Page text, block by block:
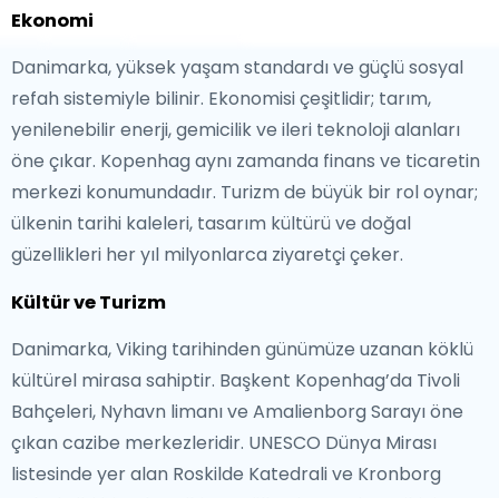
Ekonomi
Danimarka, yüksek yaşam standardı ve güçlü sosyal
refah sistemiyle bilinir. Ekonomisi çeşitlidir; tarım,
yenilenebilir enerji, gemicilik ve ileri teknoloji alanları
öne çıkar. Kopenhag aynı zamanda finans ve ticaretin
merkezi konumundadır. Turizm de büyük bir rol oynar;
ülkenin tarihi kaleleri, tasarım kültürü ve doğal
güzellikleri her yıl milyonlarca ziyaretçi çeker.
Kültür ve Turizm
Danimarka, Viking tarihinden günümüze uzanan köklü
kültürel mirasa sahiptir. Başkent Kopenhag’da Tivoli
Bahçeleri, Nyhavn limanı ve Amalienborg Sarayı öne
çıkan cazibe merkezleridir. UNESCO Dünya Mirası
listesinde yer alan Roskilde Katedrali ve Kronborg